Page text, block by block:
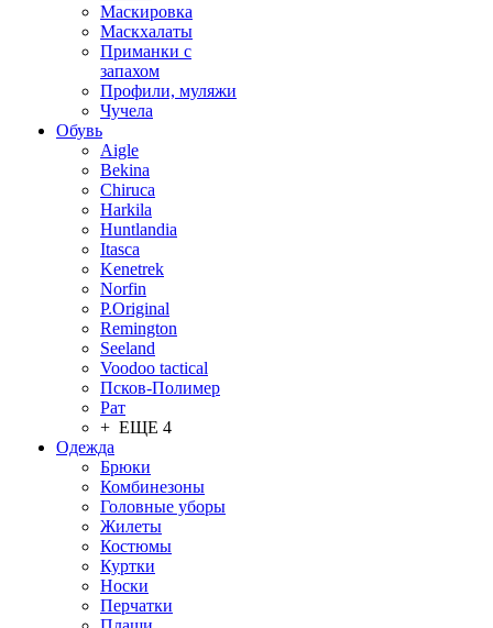
Маскировка
Маскхалаты
Приманки с
запахом
Профили, муляжи
Чучела
Обувь
Aigle
Bekina
Chiruсa
Harkila
Huntlandia
Itasca
Kenetrek
Norfin
P.Original
Remington
Seeland
Voodoo tactical
Псков-Полимер
Рат
+ ЕЩЕ 4
Одежда
Брюки
Комбинезоны
Головные уборы
Жилеты
Костюмы
Куртки
Носки
Перчатки